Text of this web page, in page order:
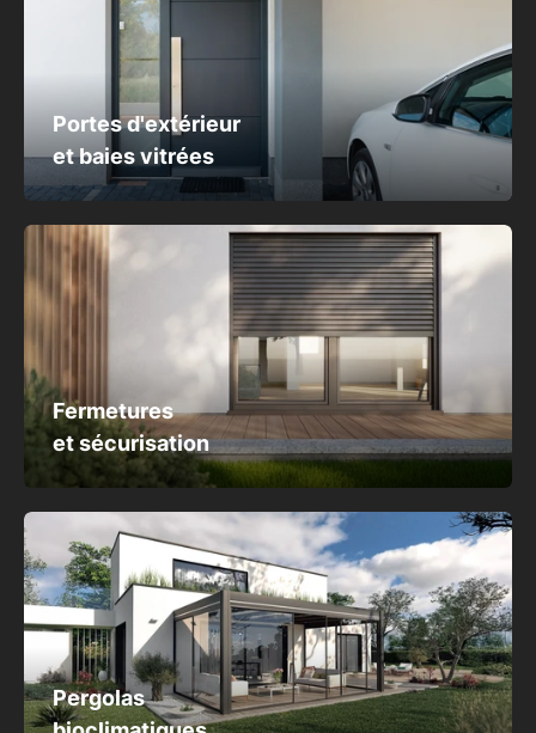
Portes d'extérieur
et baies vitrées
Fermetures
et sécurisation
Pergolas